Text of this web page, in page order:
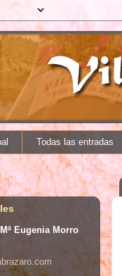
Todas las entradas
Mª Eugenia Morro